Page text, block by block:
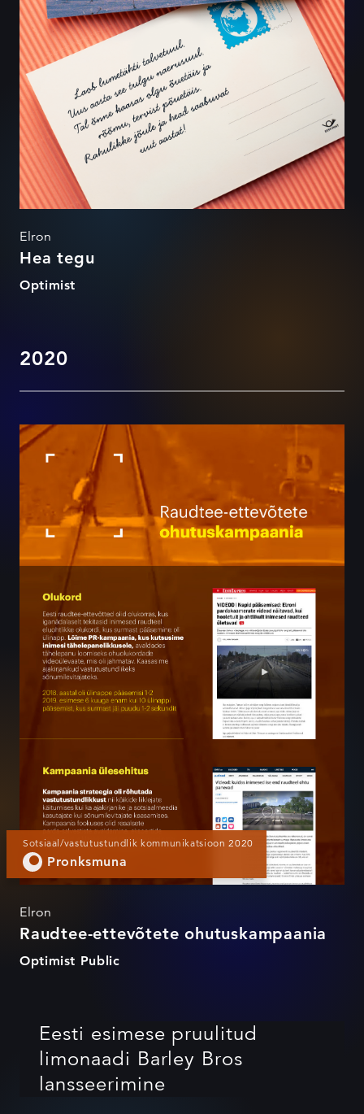
Elron
Hea tegu
Optimist
2020
Raudtee-ettevõtete
ohutuskampaania
Sotsiaal/vastutustundlik kommunikatsioon 2020
Pronksmuna
Elron
Raudtee-ettevõtete ohutuskampaania
Optimist Public
Eesti esimese pruulitud
limonaadi Barley Bros
lansseerimine